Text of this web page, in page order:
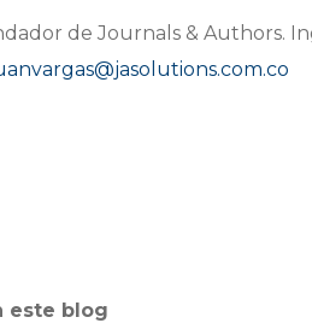
de Journals & Authors.
este blog